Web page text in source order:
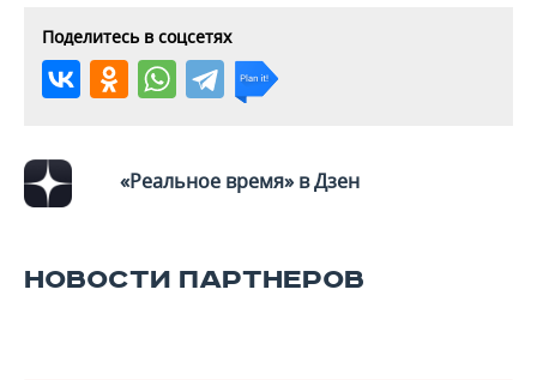
Поделитесь в соцсетях
«Реальное время» в Дзен
НОВОСТИ ПАРТНЕРОВ